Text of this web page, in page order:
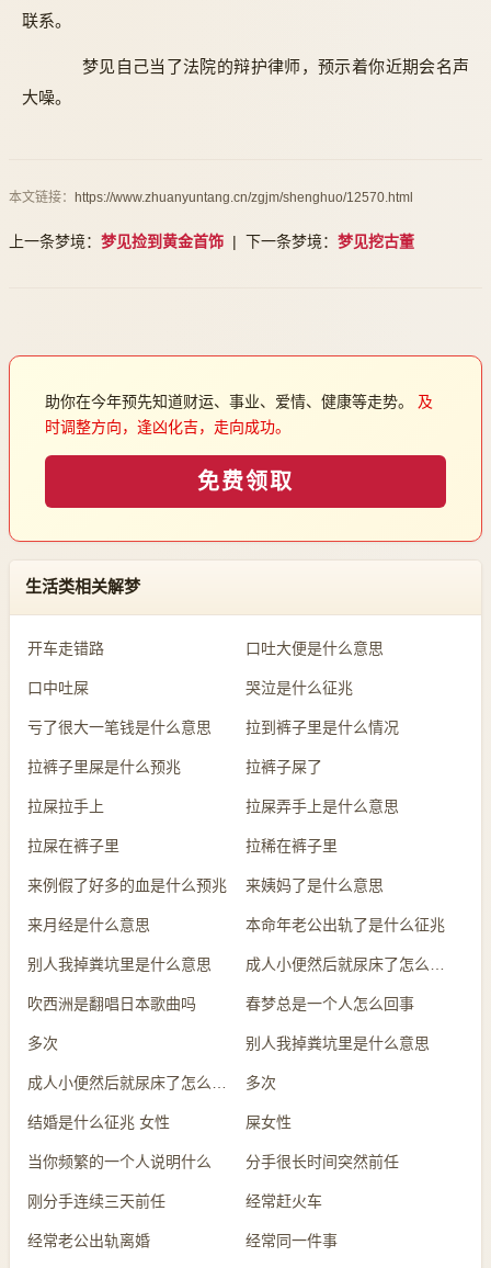
联系。
梦见自己当了法院的辩护律师，预示着你近期会名声
大噪。
本文链接： https://www.zhuanyuntang.cn/zgjm/shenghuo/12570.html
上一条梦境： 梦见捡到黄金首饰 | 下一条梦境： 梦见挖古董
助你在今年预先知道财运、事业、爱情、健康等走势。 及
时调整方向，逢凶化吉，走向成功。
免费领取
生活类相关解梦
开车走错路 口吐大便是什么意思
口中吐屎 哭泣是什么征兆
亏了很大一笔钱是什么意思 拉到裤子里是什么情况
拉裤子里屎是什么预兆 拉裤子屎了
拉屎拉手上 拉屎弄手上是什么意思
拉屎在裤子里 拉稀在裤子里
来例假了好多的血是什么预兆 来姨妈了是什么意思
来月经是什么意思 本命年老公出轨了是什么征兆
别人我掉粪坑里是什么意思
吹西洲是翻唱日本歌曲吗 春梦总是一个人怎么回事
多次 别人我掉粪坑里是什么意思
多次
结婚是什么征兆 女性 屎女性
当你频繁的一个人说明什么 分手很长时间突然前任
刚分手连续三天前任 经常赶火车
经常老公出轨离婚 经常同一件事